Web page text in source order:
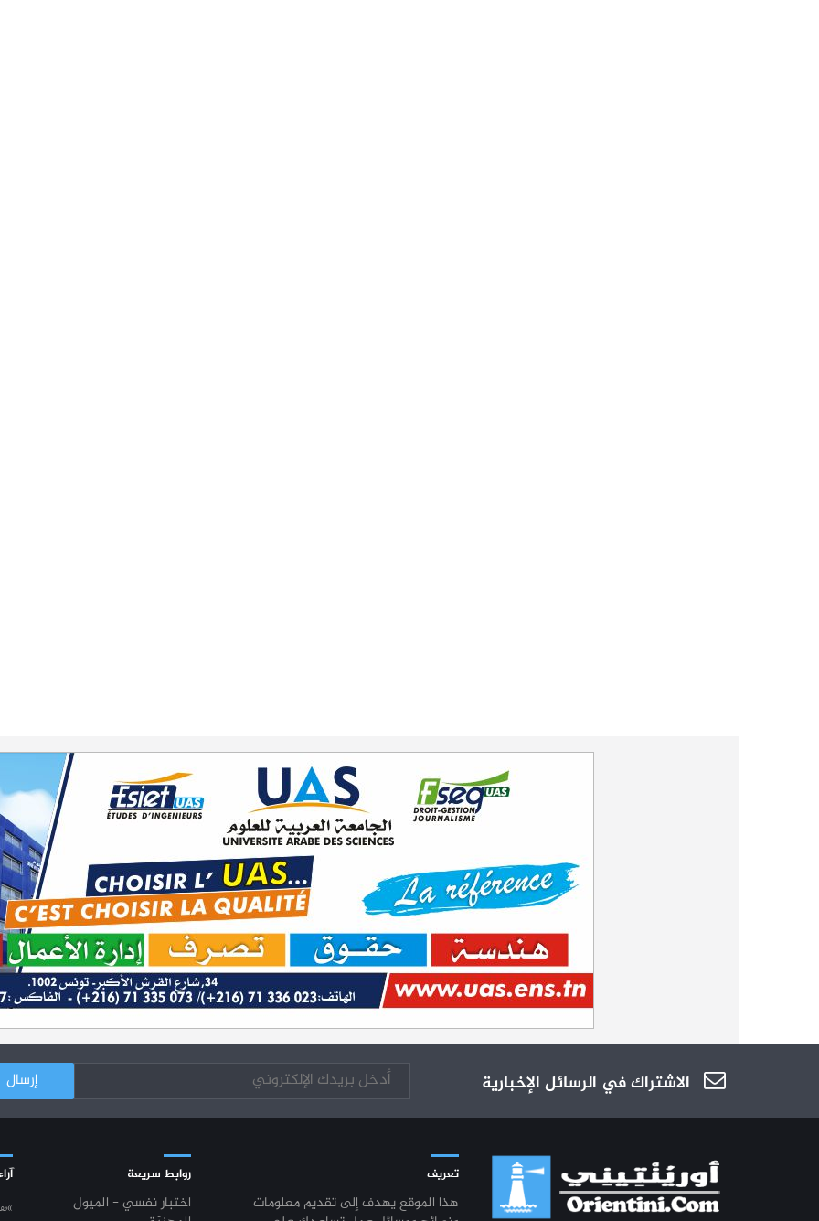
الاشتراك في الرسائل الإخبارية
تعريف
هذا الموقع يهدف إلى تقديم معلومات
روابط سريعة
اختبار نفسي - الميول